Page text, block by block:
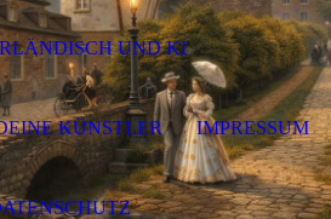
UND KI
KÜNSTLER IMPRESSUM